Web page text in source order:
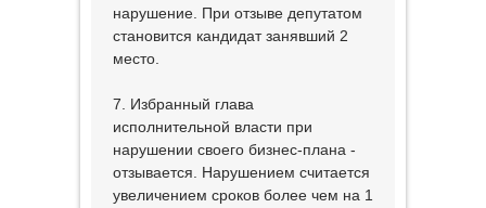
нарушение. При отзыве депутатом
становится кандидат занявший 2
место.
7. Избранный глава
исполнительной власти при
нарушении своего бизнес-плана -
отзывается. Нарушением считается
увеличением сроков более чем на 1